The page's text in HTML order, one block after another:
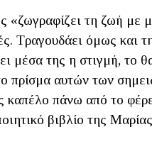
τη ζωή με
Τραγουδάει όμως και
μέσα της η στιγμή, το
πρίσμα αυτών των
καπέλο πάνω από το
βιβλίο της